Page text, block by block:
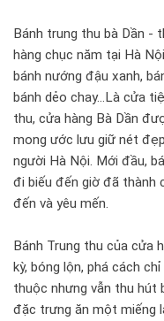
Bánh trung thu bà Dần -
hàng chục năm tại Hà
bánh nướng đậu xanh,
bánh dẻo chay...Là cửa
thu, cửa hàng Bà Dần
mong ước lưu giữ nét
người Hà Nội. Mới đầu,
đi biếu đến giờ đã thành
đến và yêu mến.
Bánh Trung thu của cửa
kỳ, bóng lộn, phá cách
thuộc nhưng vẫn thu hút
đặc trưng ăn một miếng